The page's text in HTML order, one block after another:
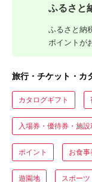
ふるさと
ふるさと納
ポイントが
旅行・チケット・カ
カタログギフト
入場券・優待券・施
ポイント お食事
遊園地 スポーツ